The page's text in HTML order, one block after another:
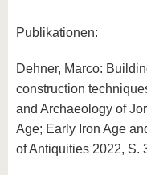
Publikationen:
Dehner, Marco:
construction
and Archaeology of
Age; Early Iron Age
of Antiquities 2022, S.